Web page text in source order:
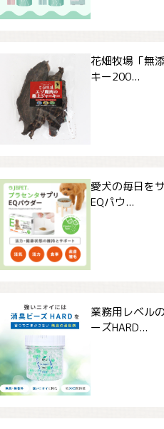
花畑牧場「無
キー200...
愛犬の毎日を
EQパウ...
業務用レベル
ーズHARD...